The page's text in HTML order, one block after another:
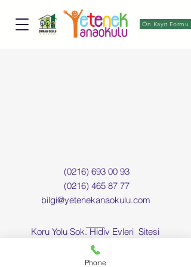
Ön Kayıt Formu
Tel:(0216) 693 00 93
bilgi@yetenekanaokulu.com
(0216) 693 00 93
(0216) 465 87 77
bilgi@yetenekanaokulu.com
Koru Yolu Sok. Hidiv Evleri Sitesi
No :8 Cubuklu Beykoz İstanbul
Follow Us
Phone